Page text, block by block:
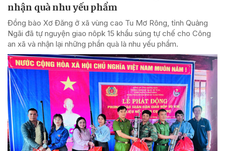
nhận quà nhu yếu phẩm
Đồng bào Xơ Đăng ở xã vùng cao Tu Mơ Rông, tỉnh Quảng
Ngãi đã tự nguyện giao nôpk 15 khẩu súng tự chế cho Công
an xã và nhận lại những phần quà là nhu yếu phẩm.